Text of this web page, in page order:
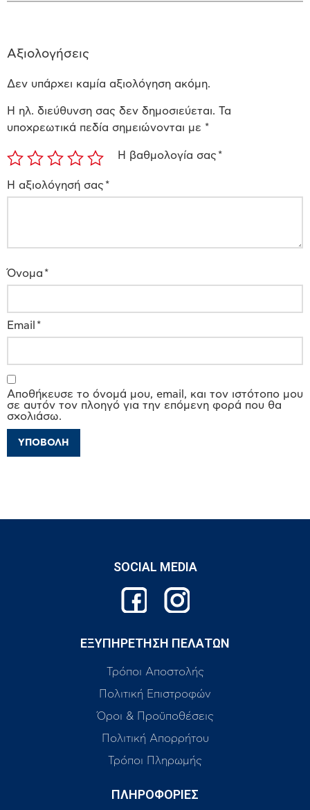
Αξιολογήσεις
Δεν υπάρχει καμία αξιολόγηση ακόμη.
Η ηλ. διεύθυνση σας δεν δημοσιεύεται. Τα
υποχρεωτικά πεδία σημειώνονται με *
Η βαθμολογία σας *
Η αξιολόγησή σας *
Όνομα *
Email *
Αποθήκευσε το όνομά μου, email, και τον ιστότοπο μου
σε αυτόν τον πλοηγό για την επόμενη φορά που θα
σχολιάσω.
SOCIAL MEDIA
ΕΞΥΠΗΡΕΤΗΣΗ ΠΕΛΑΤΩΝ
Τρόποι Αποστολής
Πολιτική Επιστροφών
Όροι & Προϋποθέσεις
Πολιτική Απορρήτου
Τρόποι Πληρωμής
ΠΛΗΡΟΦΟΡΙΕΣ